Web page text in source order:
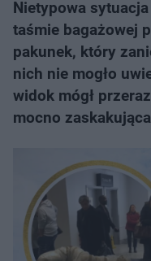
Nietypowa
taśmie bagażowej
pakunek, który
nich nie mogło
widok mógł
mocno